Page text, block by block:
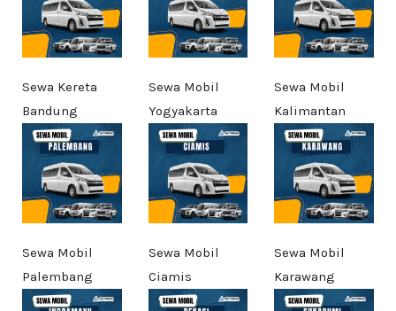
Sewa Kereta
Bandung
Sewa Mobil
Yogyakarta
Sewa Mobil
Kalimantan
Sewa Mobil
Palembang
Sewa Mobil
Ciamis
Sewa Mobil
Karawang